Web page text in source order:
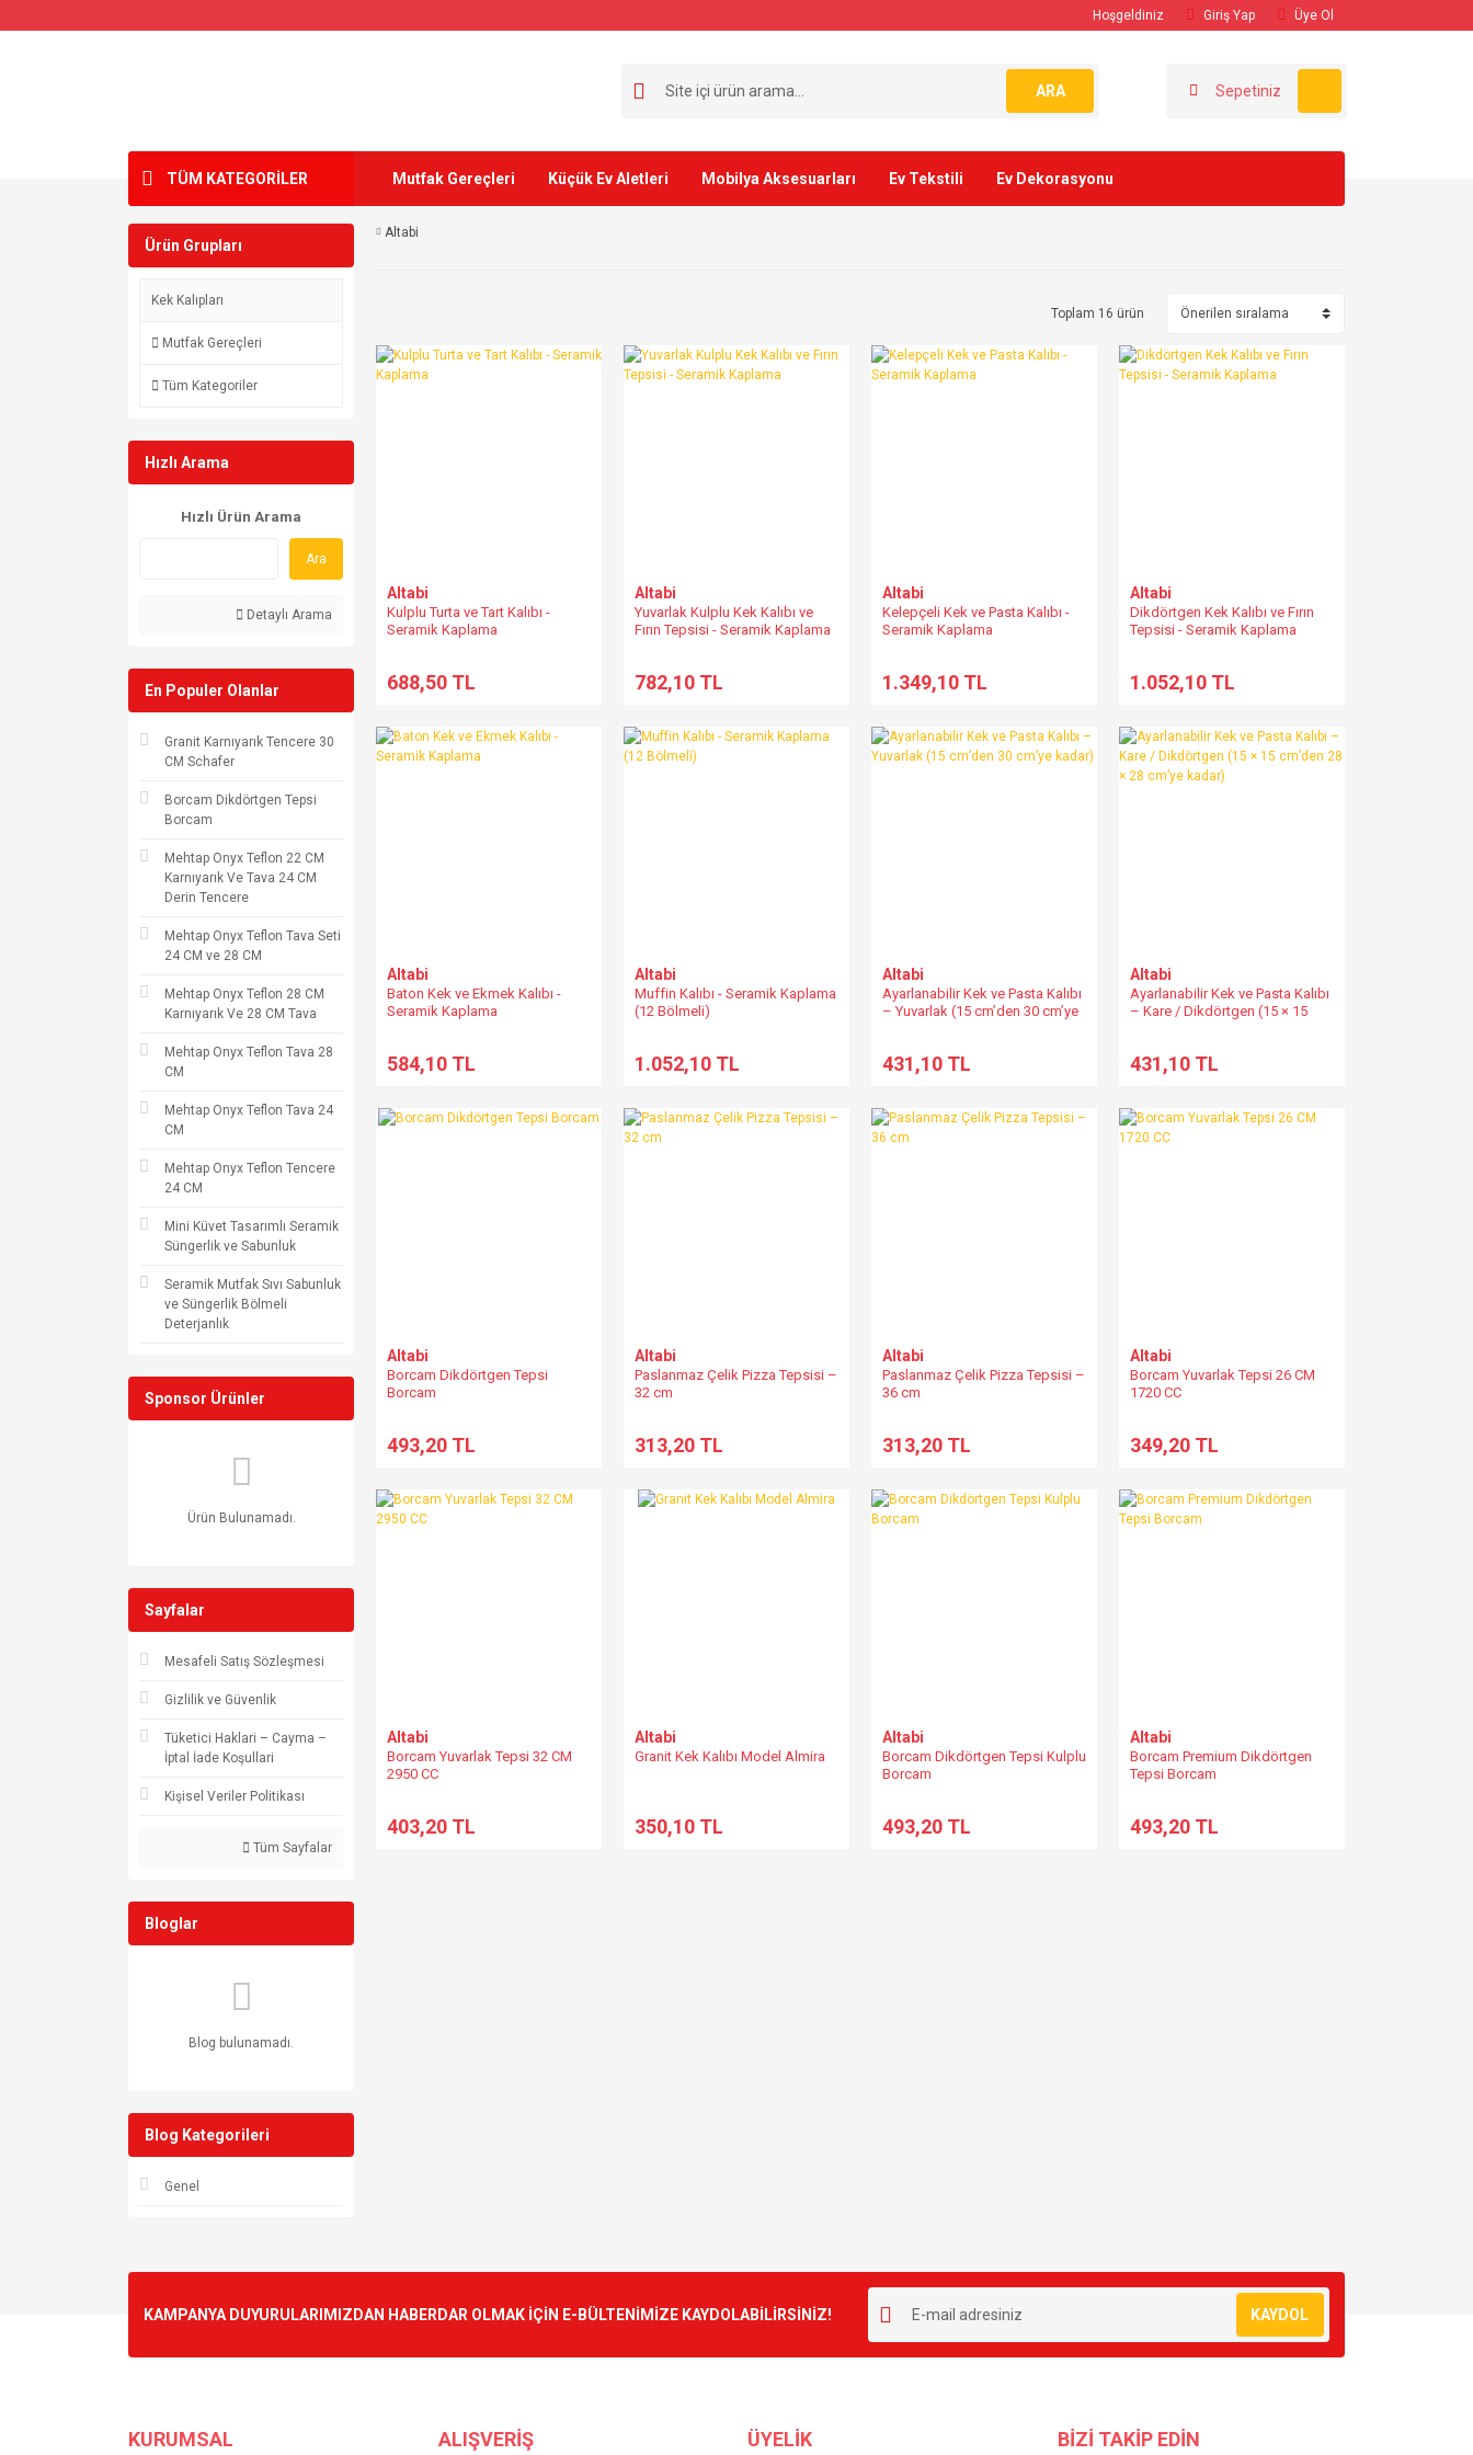
Hoşgeldiniz Giriş Yap Üye Ol
ARA Sepetiniz
TÜM KATEGORİLER Mutfak Gereçleri Küçük Ev Aletleri Mobilya Aksesuarları Ev Tekstili Ev Dekorasyonu
Ürün Grupları
Kek Kalıpları
Mutfak Gereçleri
Tüm Kategoriler
Hızlı Arama
Hızlı Ürün Arama
Ara
Detaylı Arama
En Populer Olanlar
Granit Karnıyarık Tencere 30
CM Schafer
Borcam Dikdörtgen Tepsi
Borcam
Mehtap Onyx Teflon 22 CM
Karnıyarık Ve Tava 24 CM
Derin Tencere
Mehtap Onyx Teflon Tava Seti
24 CM ve 28 CM
Mehtap Onyx Teflon 28 CM
Karnıyarık Ve 28 CM Tava
Mehtap Onyx Teflon Tava 28
CM
Mehtap Onyx Teflon Tava 24
CM
Mehtap Onyx Teflon Tencere
24 CM
Mini Küvet Tasarımlı Seramik
Süngerlik ve Sabunluk
Seramik Mutfak Sıvı Sabunluk
ve Süngerlik Bölmeli
Deterjanlık
Sponsor Ürünler
Ürün Bulunamadı.
Sayfalar
Mesafeli Satış Sözleşmesi
Gizlilik ve Güvenlik
Tüketici Haklari – Cayma –
İptal İade Koşullari
Kişisel Veriler Politikası
Tüm Sayfalar
Bloglar
Blog bulunamadı.
Blog Kategorileri
Genel
Altabi
Toplam 16 ürün
Altabi
Kulplu Turta ve Tart Kalıbı -
Seramik Kaplama
688,50 TL
Altabi
Yuvarlak Kulplu Kek Kalıbı ve
Fırın Tepsisi - Seramik Kaplama
782,10 TL
Altabi
Kelepçeli Kek ve Pasta Kalıbı -
Seramik Kaplama
1.349,10 TL
Altabi
Dikdörtgen Kek Kalıbı ve Fırın
Tepsisi - Seramik Kaplama
1.052,10 TL
Altabi
Baton Kek ve Ekmek Kalıbı -
Seramik Kaplama
584,10 TL
Altabi
Muffin Kalıbı - Seramik Kaplama
(12 Bölmeli)
1.052,10 TL
Altabi
Ayarlanabilir Kek ve Pasta Kalıbı
– Yuvarlak (15 cm’den 30 cm’ye
431,10 TL
Altabi
Ayarlanabilir Kek ve Pasta Kalıbı
– Kare / Dikdörtgen (15 × 15
431,10 TL
Altabi
Borcam Dikdörtgen Tepsi
Borcam
493,20 TL
Altabi
Paslanmaz Çelik Pizza Tepsisi –
32 cm
313,20 TL
Altabi
Paslanmaz Çelik Pizza Tepsisi –
36 cm
313,20 TL
Altabi
Borcam Yuvarlak Tepsi 26 CM
1720 CC
349,20 TL
Altabi
Borcam Yuvarlak Tepsi 32 CM
2950 CC
403,20 TL
Altabi
Granit Kek Kalıbı Model Almira
350,10 TL
Altabi
Borcam Dikdörtgen Tepsi Kulplu
Borcam
493,20 TL
Altabi
Borcam Premium Dikdörtgen
Tepsi Borcam
493,20 TL
KAMPANYA DUYURULARIMIZDAN HABERDAR OLMAK İÇİN E-BÜLTENİMİZE KAYDOLABİLİRSİNİZ! KAYDOL
KURUMSAL ALIŞVERİŞ ÜYELİK BİZİ TAKİP EDİN